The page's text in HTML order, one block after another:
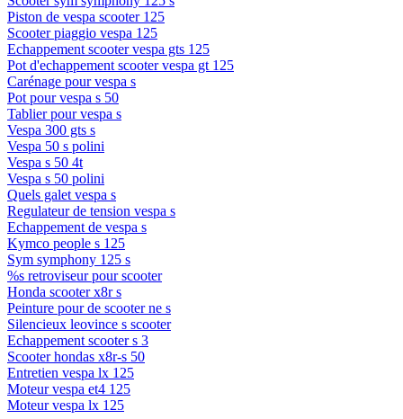
Piston de vespa scooter 125
Scooter piaggio vespa 125
Echappement scooter vespa gts 125
Pot d'echappement scooter vespa gt 125
Carénage pour vespa s
Pot pour vespa s 50
Tablier pour vespa s
Vespa 300 gts s
Vespa 50 s polini
Vespa s 50 4t
Vespa s 50 polini
Quels galet vespa s
Regulateur de tension vespa s
Echappement de vespa s
Kymco people s 125
Sym symphony 125 s
%s retroviseur pour scooter
Honda scooter x8r s
Peinture pour de scooter ne s
Silencieux leovince s scooter
Echappement scooter s 3
Scooter hondas x8r-s 50
Entretien vespa lx 125
Moteur vespa et4 125
Moteur vespa lx 125